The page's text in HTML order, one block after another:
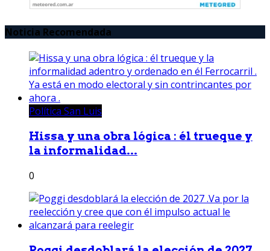
Noticia Recomendada
Política San Luis
Hissa y una obra lógica : él trueque y
la informalidad...
0